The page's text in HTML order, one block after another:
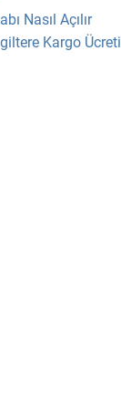
Nasıl Açılır
Kargo Ücreti